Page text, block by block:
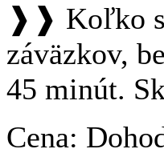
❱❱ Koľko
záväzkov,
45 minút.
Cena: